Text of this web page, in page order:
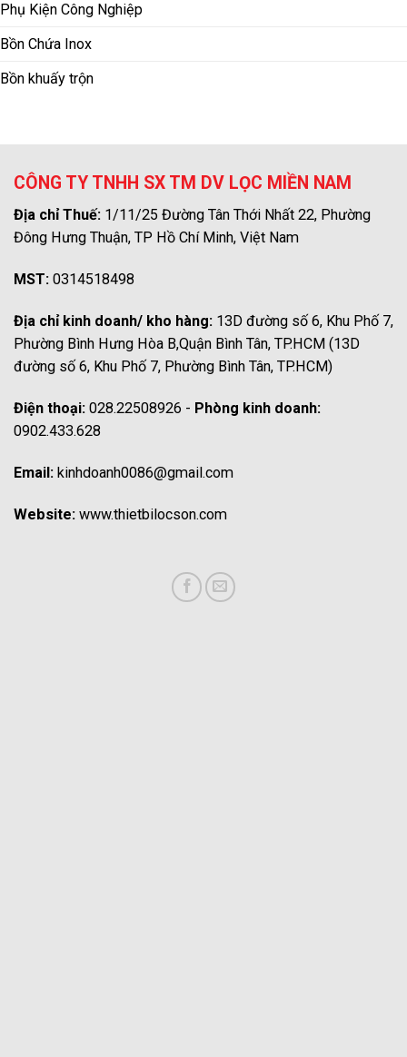
Phụ Kiện Công Nghiệp
Bồn Chứa Inox
Bồn khuấy trộn
CÔNG TY TNHH SX TM DV LỌC MIỀN NAM
Địa chỉ Thuế: 1/11/25 Đường Tân Thới Nhất 22, Phường
Đông Hưng Thuận, TP Hồ Chí Minh, Việt Nam
MST: 0314518498
Địa chỉ kinh doanh/ kho hàng: 13D đường số 6, Khu Phố 7,
Phường Bình Hưng Hòa B,Quận Bình Tân, TP.HCM (13D
đường số 6, Khu Phố 7, Phường Bình Tân, TP.HCM)
Điện thoại: 028.22508926 - Phòng kinh doanh:
0902.433.628
Email: kinhdoanh0086@gmail.com
Website: www.thietbilocson.com